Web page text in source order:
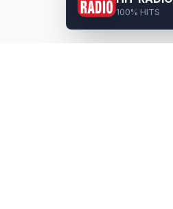
100% HITS